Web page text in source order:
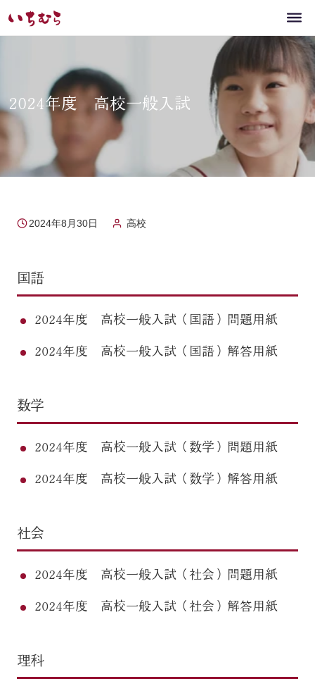
2024年度 高校一般入試
2024年8月30日 高校
国語
2024年度 高校一般入試（国語）問題用紙
2024年度 高校一般入試（国語）解答用紙
数学
2024年度 高校一般入試（数学）問題用紙
2024年度 高校一般入試（数学）解答用紙
社会
2024年度 高校一般入試（社会）問題用紙
2024年度 高校一般入試（社会）解答用紙
理科